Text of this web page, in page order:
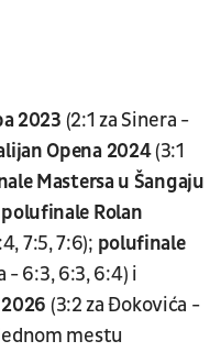
2023 (2:1 za Sinera -
Opena 2024(3:1
Mastersa u Šangaju
polufinale Rolan
7:5, 7:6); polufinale
- 6:3, 6:3, 6:4) i
(3:2 za Đokovića -
mestu